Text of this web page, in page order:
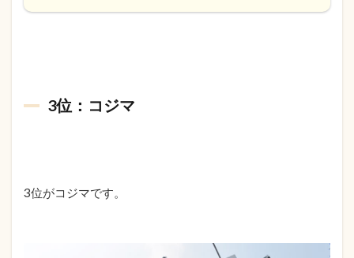
3位：コジマ
3位がコジマです。